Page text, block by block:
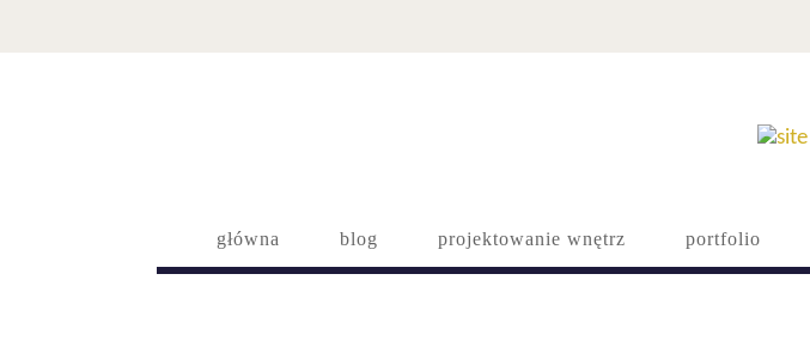
główna blog projektowanie wnętrz portfolio